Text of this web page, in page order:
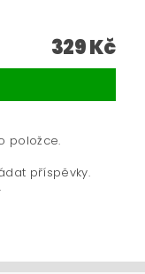
329 Kč
položce.
příspěvky.
.